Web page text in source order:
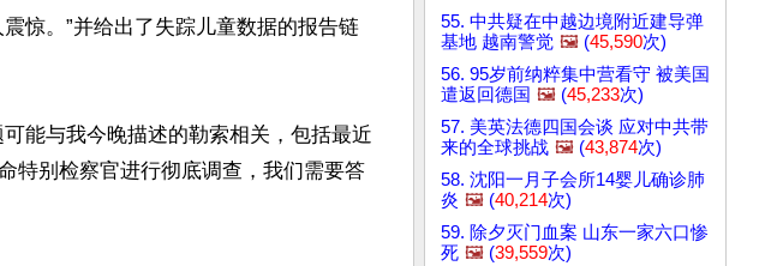
惊。”并给出了失踪儿童数据的报告链
能与我今晚描述的勒索相关，包括最近
特别检察官进行彻底调查，我们需要答
55. 中共疑在中越边境附近建导弹
基地 越南警觉 🖼️ (45,590次)
56. 95岁前纳粹集中营看守 被美国
遣返回德国 🖼️ (45,233次)
57. 美英法德四国会谈 应对中共带
来的全球挑战 🖼️ (43,874次)
58. 沈阳一月子会所14婴儿确诊肺
炎 🖼️ (40,214次)
59. 除夕灭门血案 山东一家六口惨
死 🖼️ (39,559次)